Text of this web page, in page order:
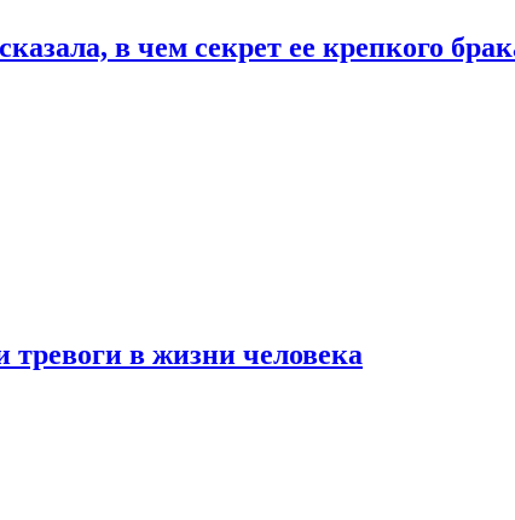
в чем секрет ее крепкого
тревоги в жизни человека